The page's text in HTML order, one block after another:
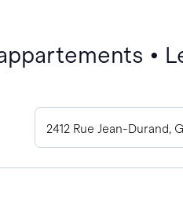
•
2412 Rue Jean-Durand,